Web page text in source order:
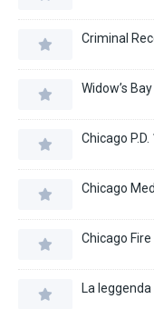
Criminal
Widow’s
Chicago
Chicago
Chicago
La leggenda